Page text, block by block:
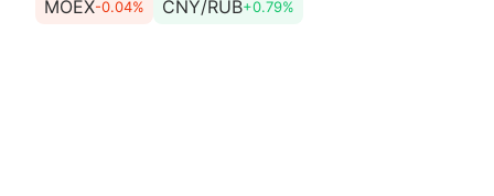
площадки. Среднедневная открытая
MOEX-0.04% CNY/RUB+0.79%